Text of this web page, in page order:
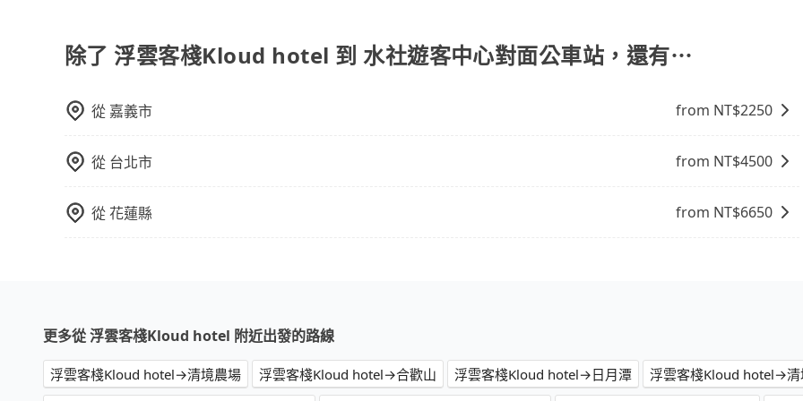
離開火車站，快捷便利。 包車：預定包車到達或離開火車站，是最便利的，無需與人共乘、快速抵達。
除了 浮雲客棧Kloud hotel 到 水社遊客中心對面公車站，還有⋯
從 嘉義市 from NT$2250
從 台北市 from NT$4500
從花蓮縣 from NT$6650
更多從 浮雲客棧Kloud hotel 附近出發的路線
浮雲客棧Kloud hotel→清境農場 浮雲客棧Kloud hotel→合歡山 浮雲客棧Kloud hotel→日月潭
浮雲客棧Kloud hotel→清